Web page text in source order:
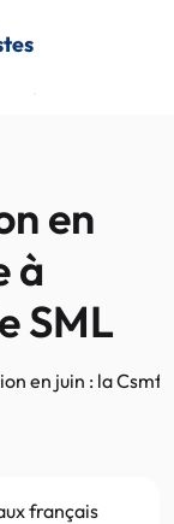
en
à
SML
en juin : la Csmf
français